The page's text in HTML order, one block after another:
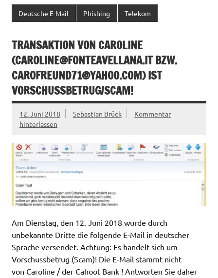
Deutsche E-Mail Phishing Telekom
TRANSAKTION VON CAROLINE
(CAROLINE@FONTEAVELLANA.ITBZW.
CAROFREUND71@YAHOO.COM) IST
VORSCHUSSBETRUG/SCAM!
12. Juni 2018 Sebastian Brück
Kommentar
hinterlassen
Am Dienstag, den 12. Juni 2018 wurde durch
unbekannte Dritte die folgende E-Mail in deutscher
Sprache versendet. Achtung: Es handelt sich um
Vorschussbetrug (Scam)! Die E-Mail stammt nicht
von Caroline / der Cahoot Bank ! Antworten Sie daher